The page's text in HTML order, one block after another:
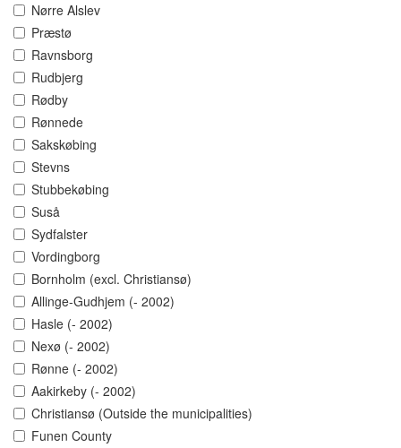
Nørre Alslev
Præstø
Ravnsborg
Rudbjerg
Rødby
Rønnede
Sakskøbing
Stevns
Stubbekøbing
Suså
Sydfalster
Vordingborg
Bornholm (excl. Christiansø)
Allinge-Gudhjem (- 2002)
Hasle (- 2002)
Nexø (- 2002)
Rønne (- 2002)
Aakirkeby (- 2002)
Christiansø (Outside the municipalities)
Funen County